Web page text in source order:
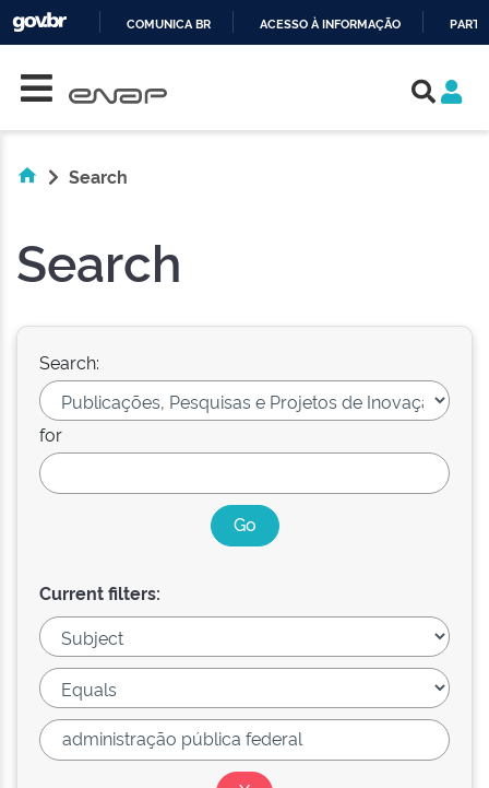
COMUNICA BR ACESSO À INFORMAÇÃO
Search
Search
Search:
for
Current filters: